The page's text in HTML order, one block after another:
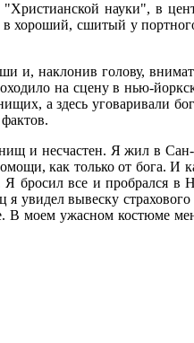
науки", в
в хороший, сшитый у
и, наклонив голову,
на сцену в нью-
а здесь уговаривали
и несчастен. Я жил в
как только от бога. И
бросил все и пробрался
увидел вывеску
В моем ужасном костюме